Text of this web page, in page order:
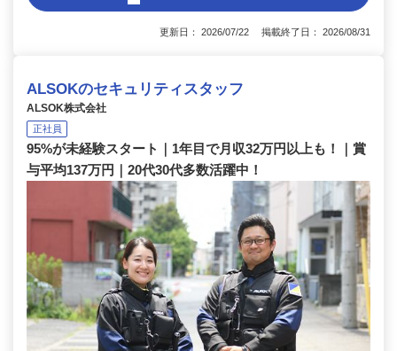
更新日： 2026/07/22 掲載終了日： 2026/08/31
ALSOKのセキュリティスタッフ
ALSOK株式会社
正社員
95%が未経験スタート｜1年目で月収32万円以上も！｜賞
与平均137万円｜20代30代多数活躍中！